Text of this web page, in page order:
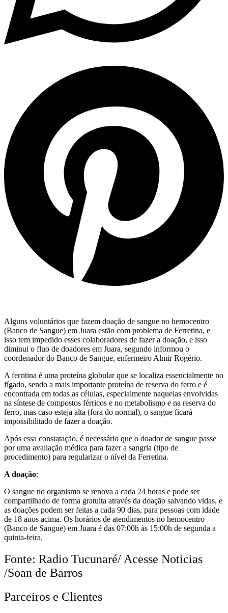
Alguns voluntários que fazem doação de sangue no hemocentro
(Banco de Sangue) em Juara estão com problema de Ferretina, e
isso tem impedido esses colaboradores de fazer a doação, e isso
diminui o fluo de doadores em Juara, segundo informou o
coordenador do Banco de Sangue, enfermeiro Almir Rogério.
A ferritina é uma proteína globular que se localiza essencialmente no
fígado, sendo a mais importante proteína de reserva do ferro e é
encontrada em todas as células, especialmente naquelas envolvidas
na síntese de compostos férricos e no metabolismo e na reserva do
ferro, mas caso esteja alta (fora do normal), o sangue ficará
impossibilitado de fazer a doação.
Após essa constatação, é necessário que o doador de sangue passe
por uma avaliação médica para fazer a sangria (tipo de
procedimento) para regularizar o nível da Ferretina.
A doação:
O sangue no organismo se renova a cada 24 horas e pode ser
compartilhado de forma gratuita através da doação salvando vidas, e
as doações podem ser feitas a cada 90 dias, para pessoas com idade
de 18 anos acima. Os horários de atendimentos no hemocentro
(Banco de Sangue) em Juara é das 07:00h às 15:00h de segunda a
quinta-feira.
Fonte: Radio Tucunaré/ Acesse Noticias
/Soan de Barros
Parceiros e Clientes